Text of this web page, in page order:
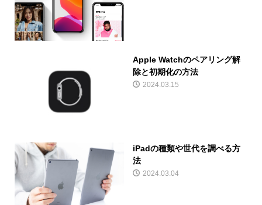
Apple Watchのペアリング解
除と初期化の方法
2024.03.15
iPadの種類や世代を調べる方
法
2024.03.04